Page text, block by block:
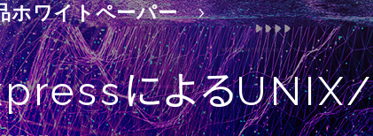
ホワイトペーパー
による